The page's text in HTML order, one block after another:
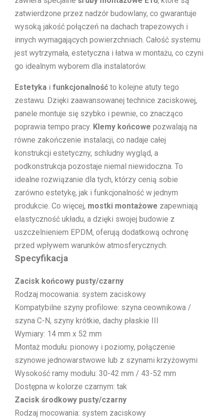
zatwierdzone przez nadzór budowlany, co gwarantuje
wysoką jakość połączeń na dachach trapezowych i
innych wymagających powierzchniach. Całość systemu
jest wytrzymała, estetyczna i łatwa w montażu, co czyni
go idealnym wyborem dla instalatorów.
Estetyka i funkcjonalność to kolejne atuty tego
zestawu. Dzięki zaawansowanej technice zaciskowej,
panele montuje się szybko i pewnie, co znacząco
poprawia tempo pracy. Klemy końcowe pozwalają na
równe zakończenie instalacji, co nadaje całej
konstrukcji estetyczny, schludny wygląd, a
podkonstrukcja pozostaje niemal niewidoczna. To
idealne rozwiązanie dla tych, którzy cenią sobie
zarówno estetykę, jak i funkcjonalność w jednym
produkcie. Co więcej, mostki montażowe zapewniają
elastyczność układu, a dzięki swojej budowie z
uszczelnieniem EPDM, oferują dodatkową ochronę
przed wpływem warunków atmosferycznych.
Specyfikacja
Zacisk końcowy pusty/czarny
Rodzaj mocowania: system zaciskowy
Kompatybilne szyny profilowe: szyna ceownikowa /
szyna C-N, szyny krótkie, dachy płaskie III
Wymiary: 14 mm x 52 mm
Montaż modułu: pionowy i poziomy, połączenie
szynowe jednowarstwowe lub z szynami krzyżowymi
Wysokość ramy modułu: 30-42 mm / 43-52 mm
Dostępna w kolorze czarnym: tak
Zacisk środkowy pusty/czarny
Rodzaj mocowania: system zaciskowy